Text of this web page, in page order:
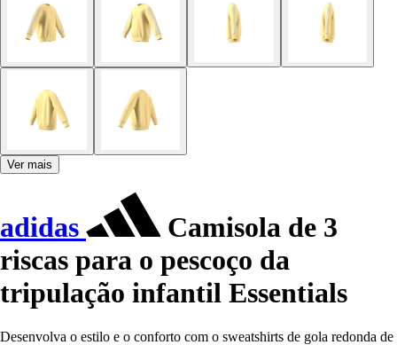
Ver mais
adidas
Camisola de 3
riscas para o pescoço da
tripulação infantil Essentials
Desenvolva o estilo e o conforto com o sweatshirts de gola redonda de